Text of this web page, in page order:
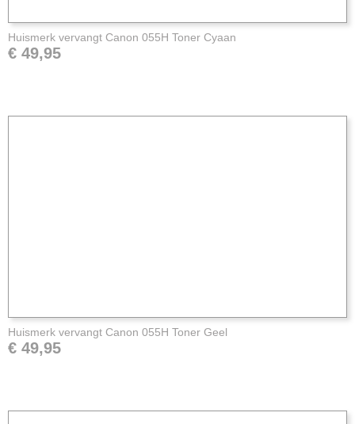
Huismerk vervangt Canon 055H Toner Cyaan
€ 49,95
Huismerk vervangt Canon 055H Toner Geel
€ 49,95